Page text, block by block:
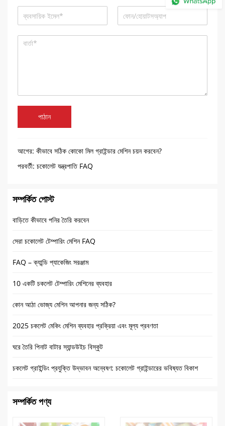
পাঠান
আগের: কীভাবে সঠিক কোকো মিল গ্রাইন্ডার মেশিন চয়ন করবেন?
পরবর্তী: চকোলেট যন্ত্রপাতি FAQ
সম্পর্কিত পোস্ট
বাড়িতে কীভাবে পনির তৈরি করবেন
সেরা চকোলেট টেম্পারিং মেশিন FAQ
FAQ – ক্যান্ডি প্যাকেজিং সরঞ্জাম
10 একটি চকলেট টেম্পারিং মেশিনের ব্যবহার
কোন আঠা ভোজ্য মেশিন আপনার জন্য সঠিক?
2025 চকলেট মেকিং মেশিন ব্যবহার প্রক্রিয়া এবং মূল্য প্রবণতা
ঘরে তৈরি পিনাট বাটার স্যান্ডউইচ বিস্কুট
চকলেট গ্রাইন্ডিং প্রযুক্তি উদ্ভাবন অন্বেষণ: চকোলেট গ্রাইন্ডারের ভবিষ্যত বিকাশ
সম্পর্কিত পণ্য